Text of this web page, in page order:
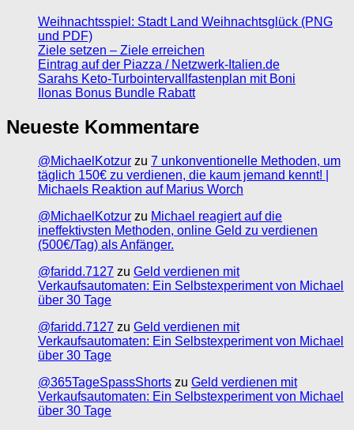
Weihnachtsspiel: Stadt Land Weihnachtsglück (PNG
und PDF)
Ziele setzen – Ziele erreichen
Eintrag auf der Piazza / Netzwerk-Italien.de
Sarahs Keto-Turbointervallfastenplan mit Boni
Ilonas Bonus Bundle Rabatt
Neueste Kommentare
@MichaelKotzur zu 7 unkonventionelle Methoden, um
täglich 150€ zu verdienen, die kaum jemand kennt! |
Michaels Reaktion auf Marius Worch
@MichaelKotzur zu Michael reagiert auf die
ineffektivsten Methoden, online Geld zu verdienen
(500€/Tag) als Anfänger.
@faridd.7127 zu Geld verdienen mit
Verkaufsautomaten: Ein Selbstexperiment von Michael
über 30 Tage
@faridd.7127 zu Geld verdienen mit
Verkaufsautomaten: Ein Selbstexperiment von Michael
über 30 Tage
@365TageSpassShorts zu Geld verdienen mit
Verkaufsautomaten: Ein Selbstexperiment von Michael
über 30 Tage